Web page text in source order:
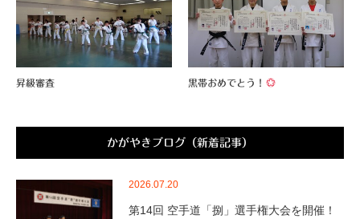
昇級審査 黒帯おめでとう！
かがやきブログ（新着記事）
2026.07.20
第14回 空手道「捌」選手権大会を開催！